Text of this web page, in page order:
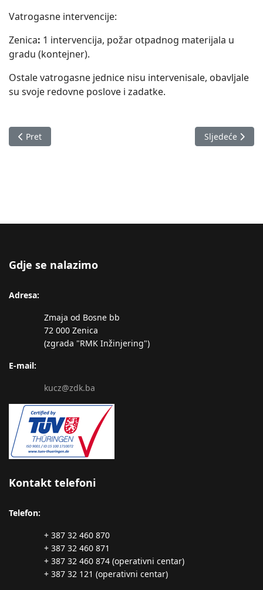
Vatrogasne intervencije:
Zenica: 1 intervencija, požar otpadnog materijala u
gradu (kontejner).
Ostale vatrogasne jednice nisu intervenisale, obavljale
su svoje redovne poslove i zadatke.
Prethodni članak: Izvještaj o stanju u Zeničko-dobojskom
Pret Sljedeći
Sljedeće
Gdje se nalazimo
Adresa:
Zmaja od Bosne bb
72 000 Zenica
(zgrada "RMK Inžinjering")
E-mail:
kucz@zdk.ba
Kontakt telefoni
Telefon:
+ 387 32 460 870
+ 387 32 460 871
+ 387 32 460 874 (operativni centar)
+ 387 32 121 (operativni centar)